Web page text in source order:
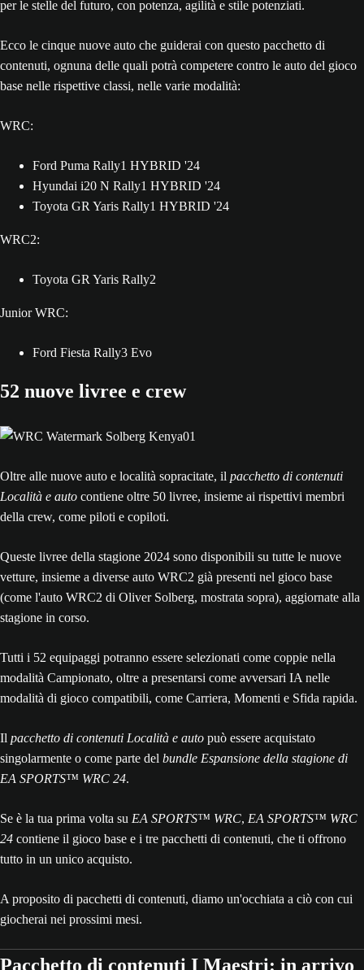
per le stelle del futuro, con potenza, agilità e stile potenziati.
Ecco le cinque nuove auto che guiderai con questo pacchetto di
contenuti, ognuna delle quali potrà competere contro le auto del gioco
base nelle rispettive classi, nelle varie modalità:
WRC:
Ford Puma Rally1 HYBRID '24
Hyundai i20 N Rally1 HYBRID '24
Toyota GR Yaris Rally1 HYBRID '24
WRC2:
Toyota GR Yaris Rally2
Junior WRC:
Ford Fiesta Rally3 Evo
52 nuove livree e crew
Oltre alle nuove auto e località sopracitate, il pacchetto di contenuti
Località e auto contiene oltre 50 livree, insieme ai rispettivi membri
della crew, come piloti e copiloti.
Queste livree della stagione 2024 sono disponibili su tutte le nuove
vetture, insieme a diverse auto WRC2 già presenti nel gioco base
(come l'auto WRC2 di Oliver Solberg, mostrata sopra), aggiornate alla
stagione in corso.
Tutti i 52 equipaggi potranno essere selezionati come coppie nella
modalità Campionato, oltre a presentarsi come avversari IA nelle
modalità di gioco compatibili, come Carriera, Momenti e Sfida rapida.
Il pacchetto di contenuti Località e auto può essere acquistato
singolarmente o come parte del bundle Espansione della stagione di
EA SPORTS™ WRC 24.
Se è la tua prima volta su EA SPORTS™ WRC, EA SPORTS™ WRC
24 contiene il gioco base e i tre pacchetti di contenuti, che ti offrono
tutto in un unico acquisto.
A proposito di pacchetti di contenuti, diamo un'occhiata a ciò con cui
giocherai nei prossimi mesi.
Pacchetto di contenuti I Maestri: in arrivo